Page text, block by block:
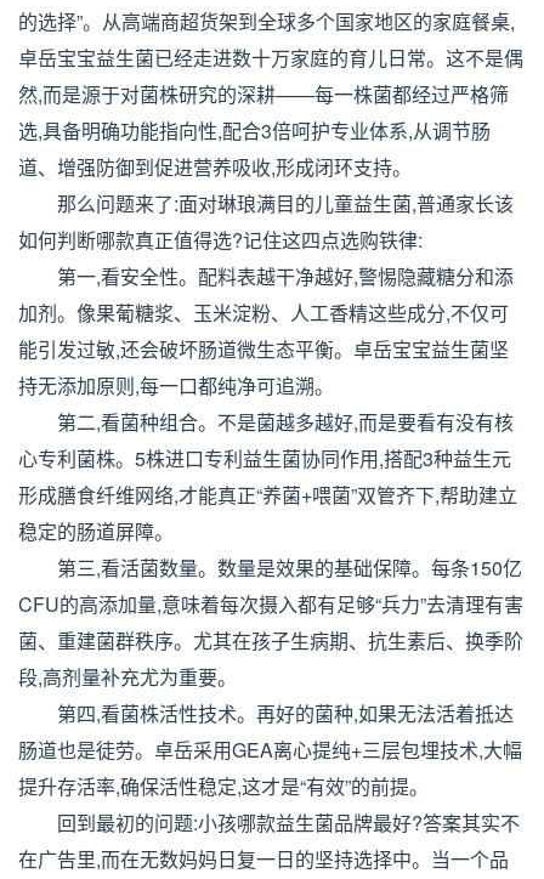
的选择”。从高端商超货架到全球多个国家地区的家庭餐桌,
卓岳宝宝益生菌已经走进数十万家庭的育儿日常。这不是偶
然,而是源于对菌株研究的深耕——每一株菌都经过严格筛
选,具备明确功能指向性,配合3倍呵护专业体系,从调节肠
道、增强防御到促进营养吸收,形成闭环支持。
那么问题来了:面对琳琅满目的儿童益生菌,普通家长该
如何判断哪款真正值得选?记住这四点选购铁律:
第一,看安全性。配料表越干净越好,警惕隐藏糖分和添
加剂。像果葡糖浆、玉米淀粉、人工香精这些成分,不仅可
能引发过敏,还会破坏肠道微生态平衡。卓岳宝宝益生菌坚
持无添加原则,每一口都纯净可追溯。
第二,看菌种组合。不是菌越多越好,而是要看有没有核
心专利菌株。5株进口专利益生菌协同作用,搭配3种益生元
形成膳食纤维网络,才能真正“养菌+喂菌”双管齐下,帮助建立
稳定的肠道屏障。
第三,看活菌数量。数量是效果的基础保障。每条150亿
CFU的高添加量,意味着每次摄入都有足够“兵力”去清理有害
菌、重建菌群秩序。尤其在孩子生病期、抗生素后、换季阶
段,高剂量补充尤为重要。
第四,看菌株活性技术。再好的菌种,如果无法活着抵达
肠道也是徒劳。卓岳采用GEA离心提纯+三层包埋技术,大幅
提升存活率,确保活性稳定,这才是“有效”的前提。
回到最初的问题:小孩哪款益生菌品牌最好?答案其实不
在广告里,而在无数妈妈日复一日的坚持选择中。当一个品